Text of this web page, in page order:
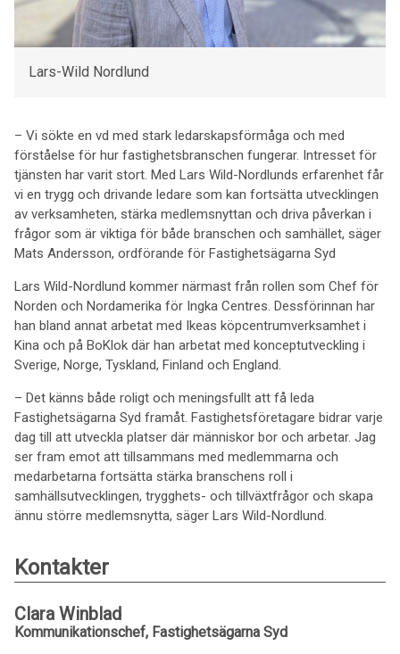
Lars-Wild Nordlund
– Vi sökte en vd med stark ledarskapsförmåga och med
förståelse för hur fastighetsbranschen fungerar. Intresset för
tjänsten har varit stort. Med Lars Wild-Nordlunds erfarenhet får
vi en trygg och drivande ledare som kan fortsätta utvecklingen
av verksamheten, stärka medlemsnyttan och driva påverkan i
frågor som är viktiga för både branschen och samhället, säger
Mats Andersson, ordförande för Fastighetsägarna Syd
Lars Wild-Nordlund kommer närmast från rollen som Chef för
Norden och Nordamerika för Ingka Centres. Dessförinnan har
han bland annat arbetat med Ikeas köpcentrumverksamhet i
Kina och på BoKlok där han arbetat med konceptutveckling i
Sverige, Norge, Tyskland, Finland och England.
– Det känns både roligt och meningsfullt att få leda
Fastighetsägarna Syd framåt. Fastighetsföretagare bidrar varje
dag till att utveckla platser där människor bor och arbetar. Jag
ser fram emot att tillsammans med medlemmarna och
medarbetarna fortsätta stärka branschens roll i
samhällsutvecklingen, trygghets- och tillväxtfrågor och skapa
ännu större medlemsnytta, säger Lars Wild-Nordlund.
Kontakter
Clara Winblad
Kommunikationschef, Fastighetsägarna Syd